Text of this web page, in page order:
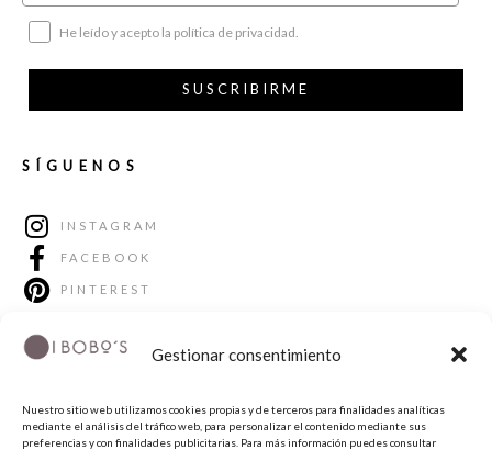
Gestionar consentimiento
Nuestro sitio web utilizamos cookies propias y de terceros para finalidades analíticas
mediante el análisis del tráfico web, para personalizar el contenido mediante sus
preferencias y con finalidades publicitarias. Para más información puedes consultar
He leído y acepto la política de privacidad.
SUSCRIBIRME
SÍGUENOS
INSTAGRAM
FACEBOOK
PINTEREST